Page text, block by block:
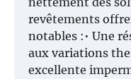
revêtements
notables :• Une
aux variations
excellente